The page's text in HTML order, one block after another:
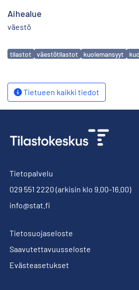
Aihealue
väestö
Avainsanat
tilastot väestötilastot kuolemansyyt
Tietueen kaikki tiedot
Tietopalvelu
029 551 2220 (arkisin klo 9.00-16.00)
info@stat.fi
Tietosuojaseloste
Saavutettavuusseloste
Evästeasetukset